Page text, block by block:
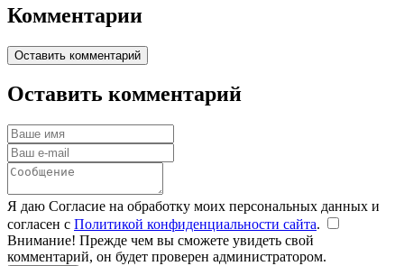
Комментарии
Оставить комментарий
Оставить комментарий
Я даю Согласие на обработку моих персональных данных и
согласен с Политикой конфиденциальности сайта.
Внимание! Прежде чем вы сможете увидеть свой
комментарий, он будет проверен администратором.